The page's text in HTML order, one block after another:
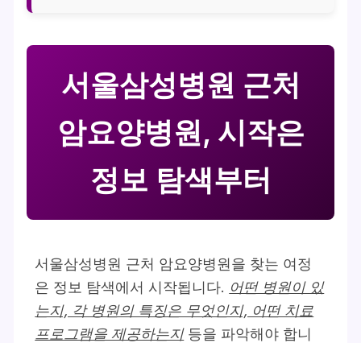
서울삼성병원 근처
암요양병원, 시작은
정보 탐색부터
서울삼성병원 근처 암요양병원을 찾는 여정
은 정보 탐색에서 시작됩니다. 어떤 병원이 있
는지, 각 병원의 특징은 무엇인지, 어떤 치료
프로그램을 제공하는지등을 파악해야 합니